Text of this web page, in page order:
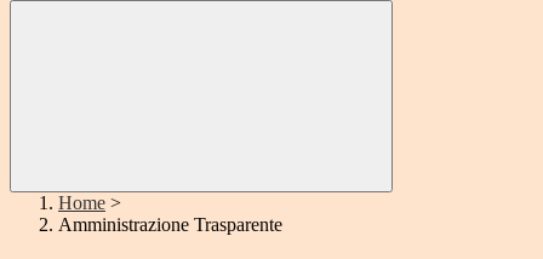
Home >
Amministrazione Trasparente